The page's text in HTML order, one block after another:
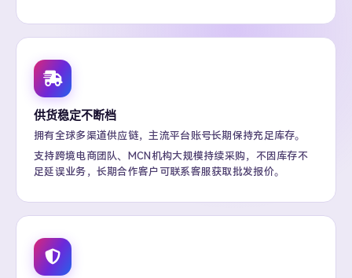
供货稳定不断档
拥有全球多渠道供应链，主流平台账号长期保持充足库存。
支持跨境电商团队、MCN机构大规模持续采购，不因库存不
足延误业务，长期合作客户可联系客服获取批发报价。